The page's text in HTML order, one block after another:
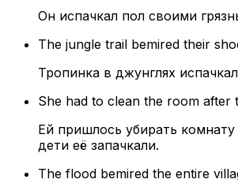
Он испачкал пол своими
The jungle trail bemired their
Тропинка в джунглях
She had to clean the room after
Ей пришлось убирать комнату
дети её запачкали.
The flood bemired the entire